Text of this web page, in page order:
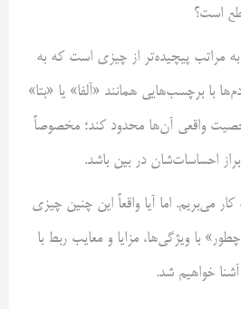
است؟
به ‌مراتب پیچیده‌تر از چیزی ا‌ست که به
با برچسب‌هایی همانند «آلفا» یا «بتا»
واقعی آن‌ها محدود کند؛ مخصوصاً
احساسات‌شان در بین باشد.
کار می‌بریم. اما آیا واقعاً این چنین چیزی
با ویژگی‌ها، مزایا و معایب ربط با
خواهیم شد.